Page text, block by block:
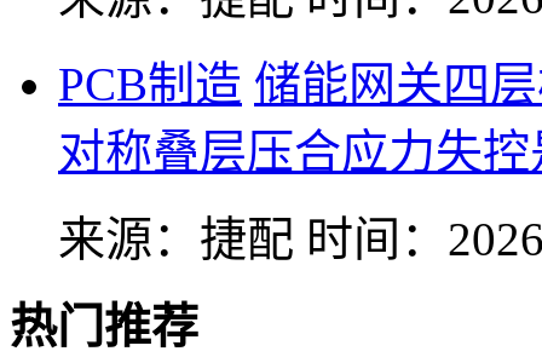
PCB制造 储能网关四
对称叠层压合应力失
来源：捷配 时间：
热门推荐